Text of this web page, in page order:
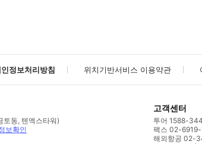
정보처리방침 위치기반서비스 이용약관
토동, 텐엑스타워)
보확인
고객센터
투어 1588-
팩스 02-
해외항공 02-